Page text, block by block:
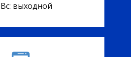
выходной